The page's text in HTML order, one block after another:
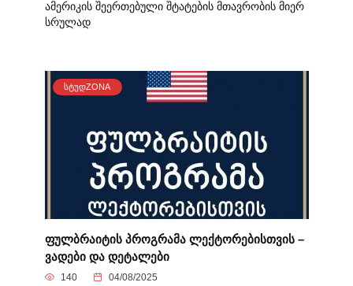
ამერიკის შეერთებული შტატების მთავრობის მიერ
სრულად
ᲡᲢᲣᲓZONA
ფულბრაიტის პროგრამა ლექტორებისთვის –
ვადები და დეტალები
140 04/08/2025